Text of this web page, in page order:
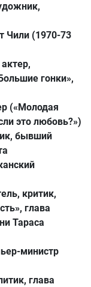
Чили (1970-73
гонки»,
(«Молодая
это любовь?»)
бывший
критик,
глава
Тараса
министр
глава